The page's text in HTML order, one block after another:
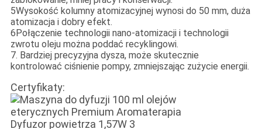
5Wysokość kolumny atomizacyjnej wynosi do 50 mm, duża
atomizacja i dobry efekt.
6Połączenie technologii nano-atomizacji i technologii
zwrotu oleju można poddać recyklingowi.
7. Bardziej precyzyjna dysza, może skutecznie
kontrolować ciśnienie pompy, zmniejszając zużycie energii.
Certyfikaty: